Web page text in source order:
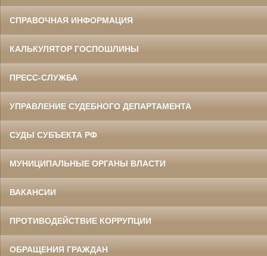
СПРАВОЧНАЯ ИНФОРМАЦИЯ
КАЛЬКУЛЯТОР ГОСПОШЛИНЫ
ПРЕСС-СЛУЖБА
УПРАВЛЕНИЕ СУДЕБНОГО ДЕПАРТАМЕНТА
СУДЫ СУБЪЕКТА РФ
МУНИЦИПАЛЬНЫЕ ОРГАНЫ ВЛАСТИ
ВАКАНСИИ
ПРОТИВОДЕЙСТВИЕ КОРРУПЦИИ
ОБРАЩЕНИЯ ГРАЖДАН